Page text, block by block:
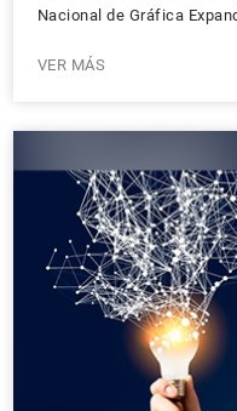
Nacional de Gráfica
VER MÁS